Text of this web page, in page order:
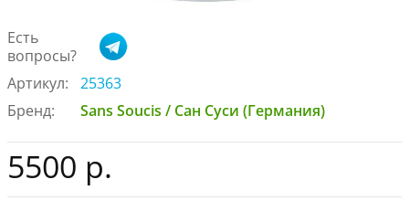
Есть
вопросы?
Артикул:
25363
Бренд:
Sans Soucis / Сан Суси (Германия)
5500 р.